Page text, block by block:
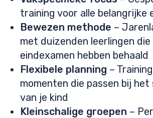
training voor alle belangrijke
Bewezen methode –
met duizenden leerlingen die
eindexamen hebben behaald
Flexibele planning –
momenten die passen bij
van je kind
Kleinschalige groepen –